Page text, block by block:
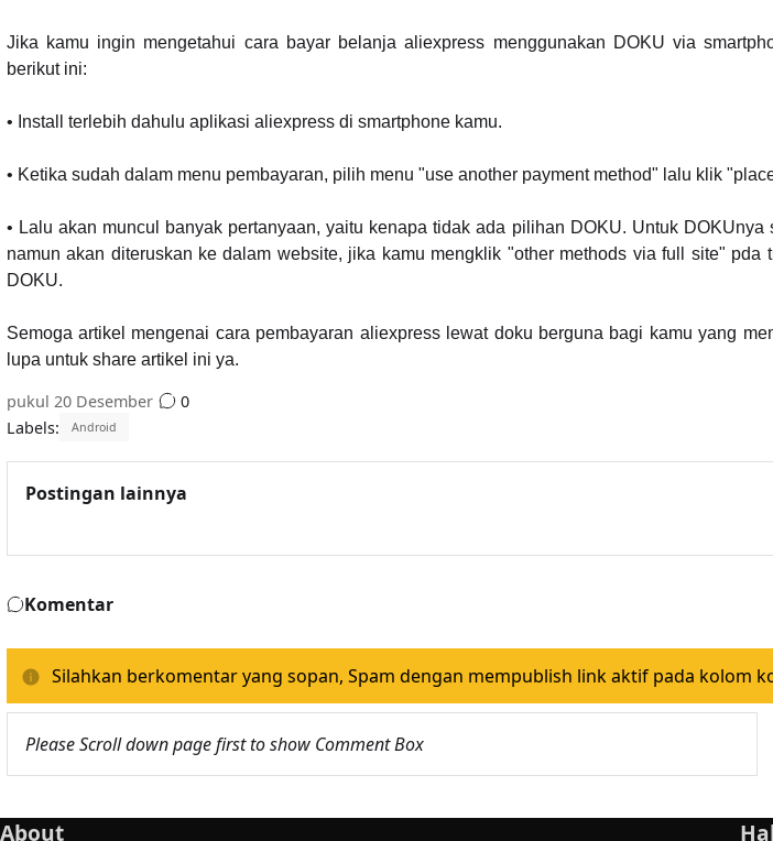
Jika kamu ingin mengetahui cara bayar belanja aliexpress menggunakan DOKU via
berikut ini:
• Install terlebih dahulu aplikasi aliexpress di smartphone kamu.
• Ketika sudah dalam menu pembayaran, pilih menu "use another payment method" lalu klik
• Lalu akan muncul banyak pertanyaan, yaitu kenapa tidak ada pilihan DOKU. Untuk
namun akan diteruskan ke dalam website, jika kamu mengklik "other methods via full site"
DOKU.
Semoga artikel mengenai cara pembayaran aliexpress lewat doku berguna bagi kamu yang
lupa untuk share artikel ini ya.
pukul 20 Desember
0
Labels:
Android
Postingan lainnya
Komentar
Silahkan berkomentar yang sopan, Spam dengan mempublish link aktif pada kolom
Please Scroll down page first to show Comment Box
About